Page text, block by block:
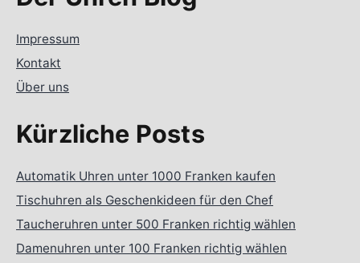
Impressum
Kontakt
Über uns
Kürzliche Posts
Automatik Uhren unter 1000 Franken kaufen
Tischuhren als Geschenkideen für den Chef
Taucheruhren unter 500 Franken richtig wählen
Damenuhren unter 100 Franken richtig wählen